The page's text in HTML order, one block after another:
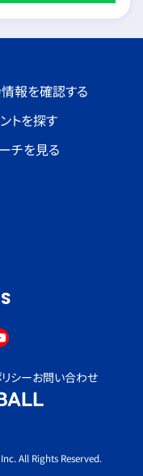
報を確認する
トを探す
チを見る
シーお問い合わせ
All Rights Reserved.